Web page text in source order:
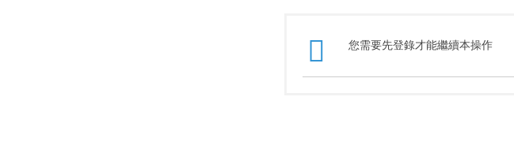
您需要先登錄才能繼續本操作